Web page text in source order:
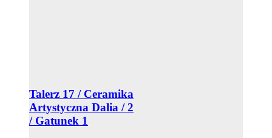
Talerz 17 / Ceramika
Artystyczna Dalia / 2
/ Gatunek 1